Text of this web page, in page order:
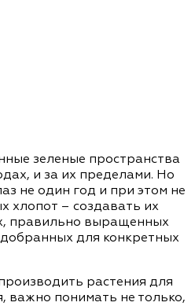
зеленые пространства
и за их пределами. Но
не один год и при этом не
хлопот – создавать их
правильно выращенных
для конкретных
растения для
важно понимать не только,